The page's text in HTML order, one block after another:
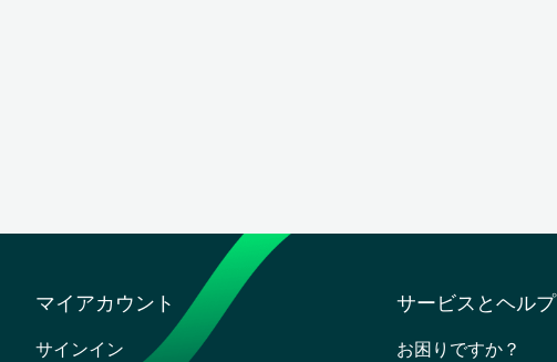
マイアカウント
サインイン
サービスとヘルプ
お困りですか？